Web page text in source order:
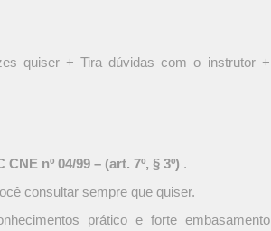
quiser + Tira dúvidas com o instrutor +
CNE nº 04/99 – (art. 7º, § 3º) .
consultar sempre que quiser.
prático e forte embasamento